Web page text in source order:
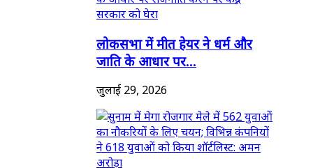
लोकसभा में मीत हेयर ने धर्म और
जाति के आधार पर...
जुलाई 29, 2026